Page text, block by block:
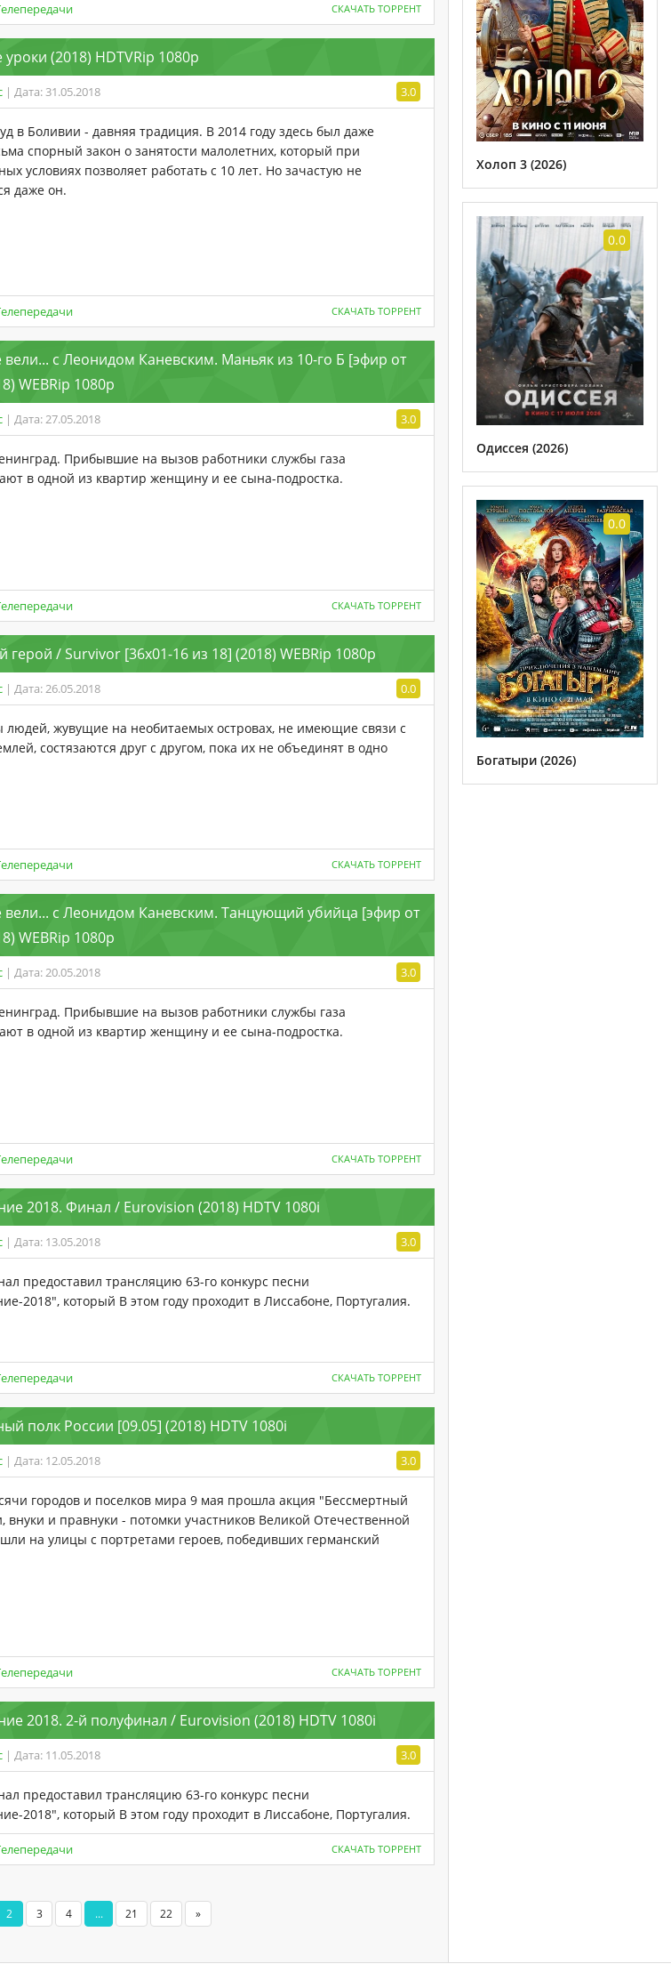
СКАЧАТЬ ТОРРЕНТ
уроки (2018) HDTVRip 1080p
| Дата: 31.05.2018 3.0
в Боливии - давняя традиция. В 2014 году здесь был даже
спорный закон о занятости малолетних, который при
условиях позволяет работать с 10 лет. Но зачастую не
даже он.
СКАЧАТЬ ТОРРЕНТ
вели... с Леонидом Каневским. Маньяк из 10-го Б [эфир от
WEBRip 1080p
| Дата: 27.05.2018 3.0
Прибывшие на вызов работники службы газа
в одной из квартир женщину и ее сына-подростка.
СКАЧАТЬ ТОРРЕНТ
герой / Survivor [36x01-16 из 18] (2018) WEBRip 1080p
| Дата: 26.05.2018 0.0
людей, жувущие на необитаемых островах, не имеющие связи с
состязаются друг с другом, пока их не объединят в одно
СКАЧАТЬ ТОРРЕНТ
вели... с Леонидом Каневским. Танцующий убийца [эфир от
WEBRip 1080p
| Дата: 20.05.2018 3.0
Прибывшие на вызов работники службы газа
в одной из квартир женщину и ее сына-подростка.
СКАЧАТЬ ТОРРЕНТ
2018. Финал / Eurovision (2018) HDTV 1080i
| Дата: 13.05.2018 3.0
предоставил трансляцию 63-го конкурс песни
2018", который В этом году проходит в Лиссабоне, Португалия.
СКАЧАТЬ ТОРРЕНТ
полк России [09.05] (2018) HDTV 1080i
| Дата: 12.05.2018 3.0
городов и поселков мира 9 мая прошла акция "Бессмертный
внуки и правнуки - потомки участников Великой Отечественной
на улицы с портретами героев, победивших германский
СКАЧАТЬ ТОРРЕНТ
2018. 2-й полуфинал / Eurovision (2018) HDTV 1080i
| Дата: 11.05.2018 3.0
предоставил трансляцию 63-го конкурс песни
2018", который В этом году проходит в Лиссабоне, Португалия.
СКАЧАТЬ ТОРРЕНТ
2 3 4 ... 21 22 »
Холоп 3 (2026)
0.0
Одиссея (2026)
0.0
Богатыри (2026)